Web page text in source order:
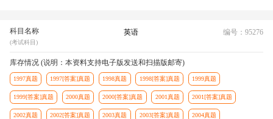
科目名称
(考试科目)
英语 编号：95276
库存情况 (说明：本资料支持电子版发送和扫描版邮寄)
1997真题 1997[答案]真题 1998真题 1998[答案]真题 1999真题
1999[答案]真题 2000真题 2000[答案]真题 2001真题 2001[答案]真题
2002真题 2002[答案]真题 2003真题 2003[答案]真题 2004真题